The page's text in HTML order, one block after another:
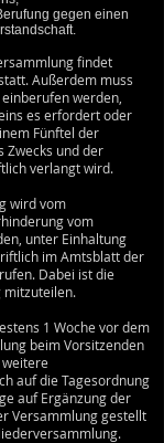
gegen einen
findet
Außerdem muss
werden,
es erfordert oder
Fünftel der
Zwecks und der
verlangt wird.
wird vom
vom
unter Einhaltung
im Amtsblatt der
Dabei ist die
mitzuteilen.
1 Woche vor dem
beim Vorsitzenden
auf die Tagesordnung
auf Ergänzung der
Versammlung gestellt